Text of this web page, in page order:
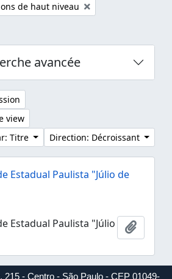
de haut niveau
avancée
view
Titre
Direction: Décroissant
Estadual Paulista "Júlio de
Estadual Paulista "Júlio
Ajouter
215 - Centro - São Paulo - CEP 01049-